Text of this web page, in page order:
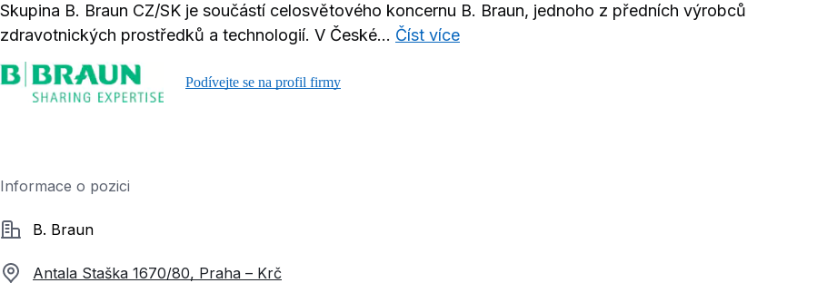
Skupina B. Braun CZ/SK je součástí celosvětového koncernu B. Braun, jednoho z předních výrobců
zdravotnických prostředků a technologií. V České... Číst více
Podívejte se na profil firmy
Informace o pozici
SpolečnostB. Braun
Antala Staška 1670/80, Praha – Krč